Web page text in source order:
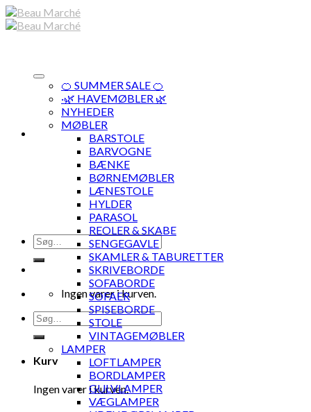
Skip
to
Søg
efter:
Ingen varer i kurven.
Søg
efter:
Kurv
Ingen varer i kurven.
🍊 SUMMER SALE 🍊
·🌿 HAVEMØBLER 🌿
NYHEDER
MØBLER
BARSTOLE
BARVOGNE
BÆNKE
BØRNEMØBLER
LÆNESTOLE
HYLDER
PARASOL
REOLER & SKABE
SENGEGAVLE
SKAMLER & TABURETTER
SKRIVEBORDE
SOFABORDE
SOFAER
SPISEBORDE
STOLE
VINTAGEMØBLER
LAMPER
LOFTLAMPER
BORDLAMPER
GULVLAMPER
VÆGLAMPER